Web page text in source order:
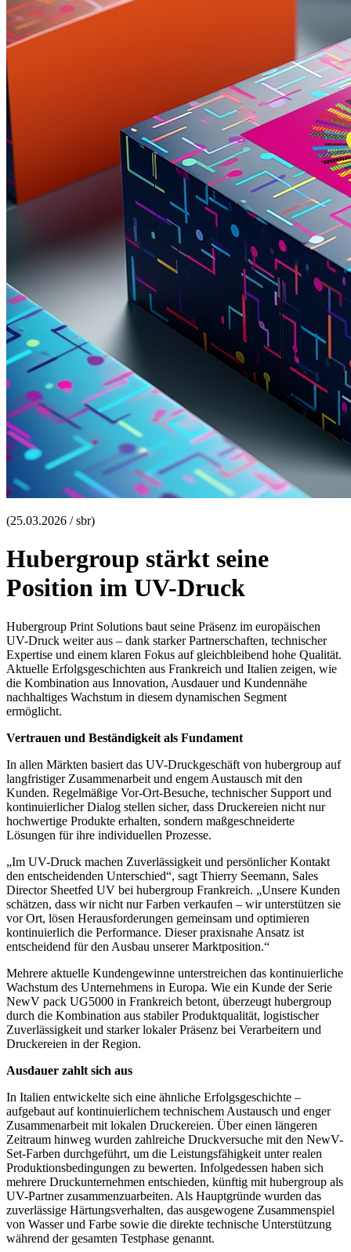
(25.03.2026 / sbr)
Hubergroup stärkt seine
Position im UV-Druck
Hubergroup Print Solutions baut seine Präsenz im europäischen
UV-Druck weiter aus – dank starker Partnerschaften, technischer
Expertise und einem klaren Fokus auf gleichbleibend hohe Qualität.
Aktuelle Erfolgsgeschichten aus Frankreich und Italien zeigen, wie
die Kombination aus Innovation, Ausdauer und Kundennähe
nachhaltiges Wachstum in diesem dynamischen Segment
ermöglicht.
Vertrauen und Beständigkeit als Fundament
In allen Märkten basiert das UV-Druckgeschäft von hubergroup auf
langfristiger Zusammenarbeit und engem Austausch mit den
Kunden. Regelmäßige Vor-Ort-Besuche, technischer Support und
kontinuierlicher Dialog stellen sicher, dass Druckereien nicht nur
hochwertige Produkte erhalten, sondern maßgeschneiderte
Lösungen für ihre individuellen Prozesse.
„Im UV-Druck machen Zuverlässigkeit und persönlicher Kontakt
den entscheidenden Unterschied“, sagt Thierry Seemann, Sales
Director Sheetfed UV bei hubergroup Frankreich. „Unsere Kunden
schätzen, dass wir nicht nur Farben verkaufen – wir unterstützen sie
vor Ort, lösen Herausforderungen gemeinsam und optimieren
kontinuierlich die Performance. Dieser praxisnahe Ansatz ist
entscheidend für den Ausbau unserer Marktposition.“
Mehrere aktuelle Kundengewinne unterstreichen das kontinuierliche
Wachstum des Unternehmens in Europa. Wie ein Kunde der Serie
NewV pack UG5000 in Frankreich betont, überzeugt hubergroup
durch die Kombination aus stabiler Produktqualität, logistischer
Zuverlässigkeit und starker lokaler Präsenz bei Verarbeitern und
Druckereien in der Region.
Ausdauer zahlt sich aus
In Italien entwickelte sich eine ähnliche Erfolgsgeschichte –
aufgebaut auf kontinuierlichem technischem Austausch und enger
Zusammenarbeit mit lokalen Druckereien. Über einen längeren
Zeitraum hinweg wurden zahlreiche Druckversuche mit den NewV-
Set-Farben durchgeführt, um die Leistungsfähigkeit unter realen
Produktionsbedingungen zu bewerten. Infolgedessen haben sich
mehrere Druckunternehmen entschieden, künftig mit hubergroup als
UV-Partner zusammenzuarbeiten. Als Hauptgründe wurden das
zuverlässige Härtungsverhalten, das ausgewogene Zusammenspiel
von Wasser und Farbe sowie die direkte technische Unterstützung
während der gesamten Testphase genannt.